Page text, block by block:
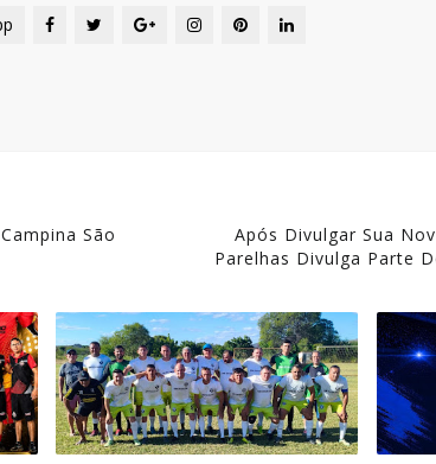
São
Após Divulgar Sua
Parelhas Divulga Parte